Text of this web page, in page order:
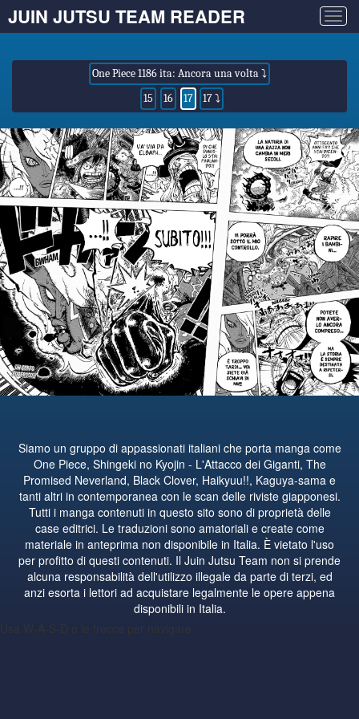
JUIN JUTSU TEAM READER
One Piece 1186 ita: Ancora una volta ⤵
15
16 17 17 ⤵
Siamo un gruppo di appassionati italiani che porta manga come
One Piece, Shingeki no Kyojin - L'Attacco dei Giganti, The
Promised Neverland, Black Clover, Haikyuu!!, Kaguya-sama e
tanti altri in contemporanea con le scan delle riviste giapponesi.
Tutti i manga contenuti in questo sito sono di proprietà delle
case editrici. Le traduzioni sono amatoriali e create come
materiale in anteprima non disponibile in Italia. È vietato l'uso
per profitto di questi contenuti. Il Juin Jutsu Team non si prende
alcuna responsabilità dell'utilizzo illegale da parte di terzi, ed
anzi esorta i lettori ad acquistare legalmente le opere appena
disponibili in Italia.